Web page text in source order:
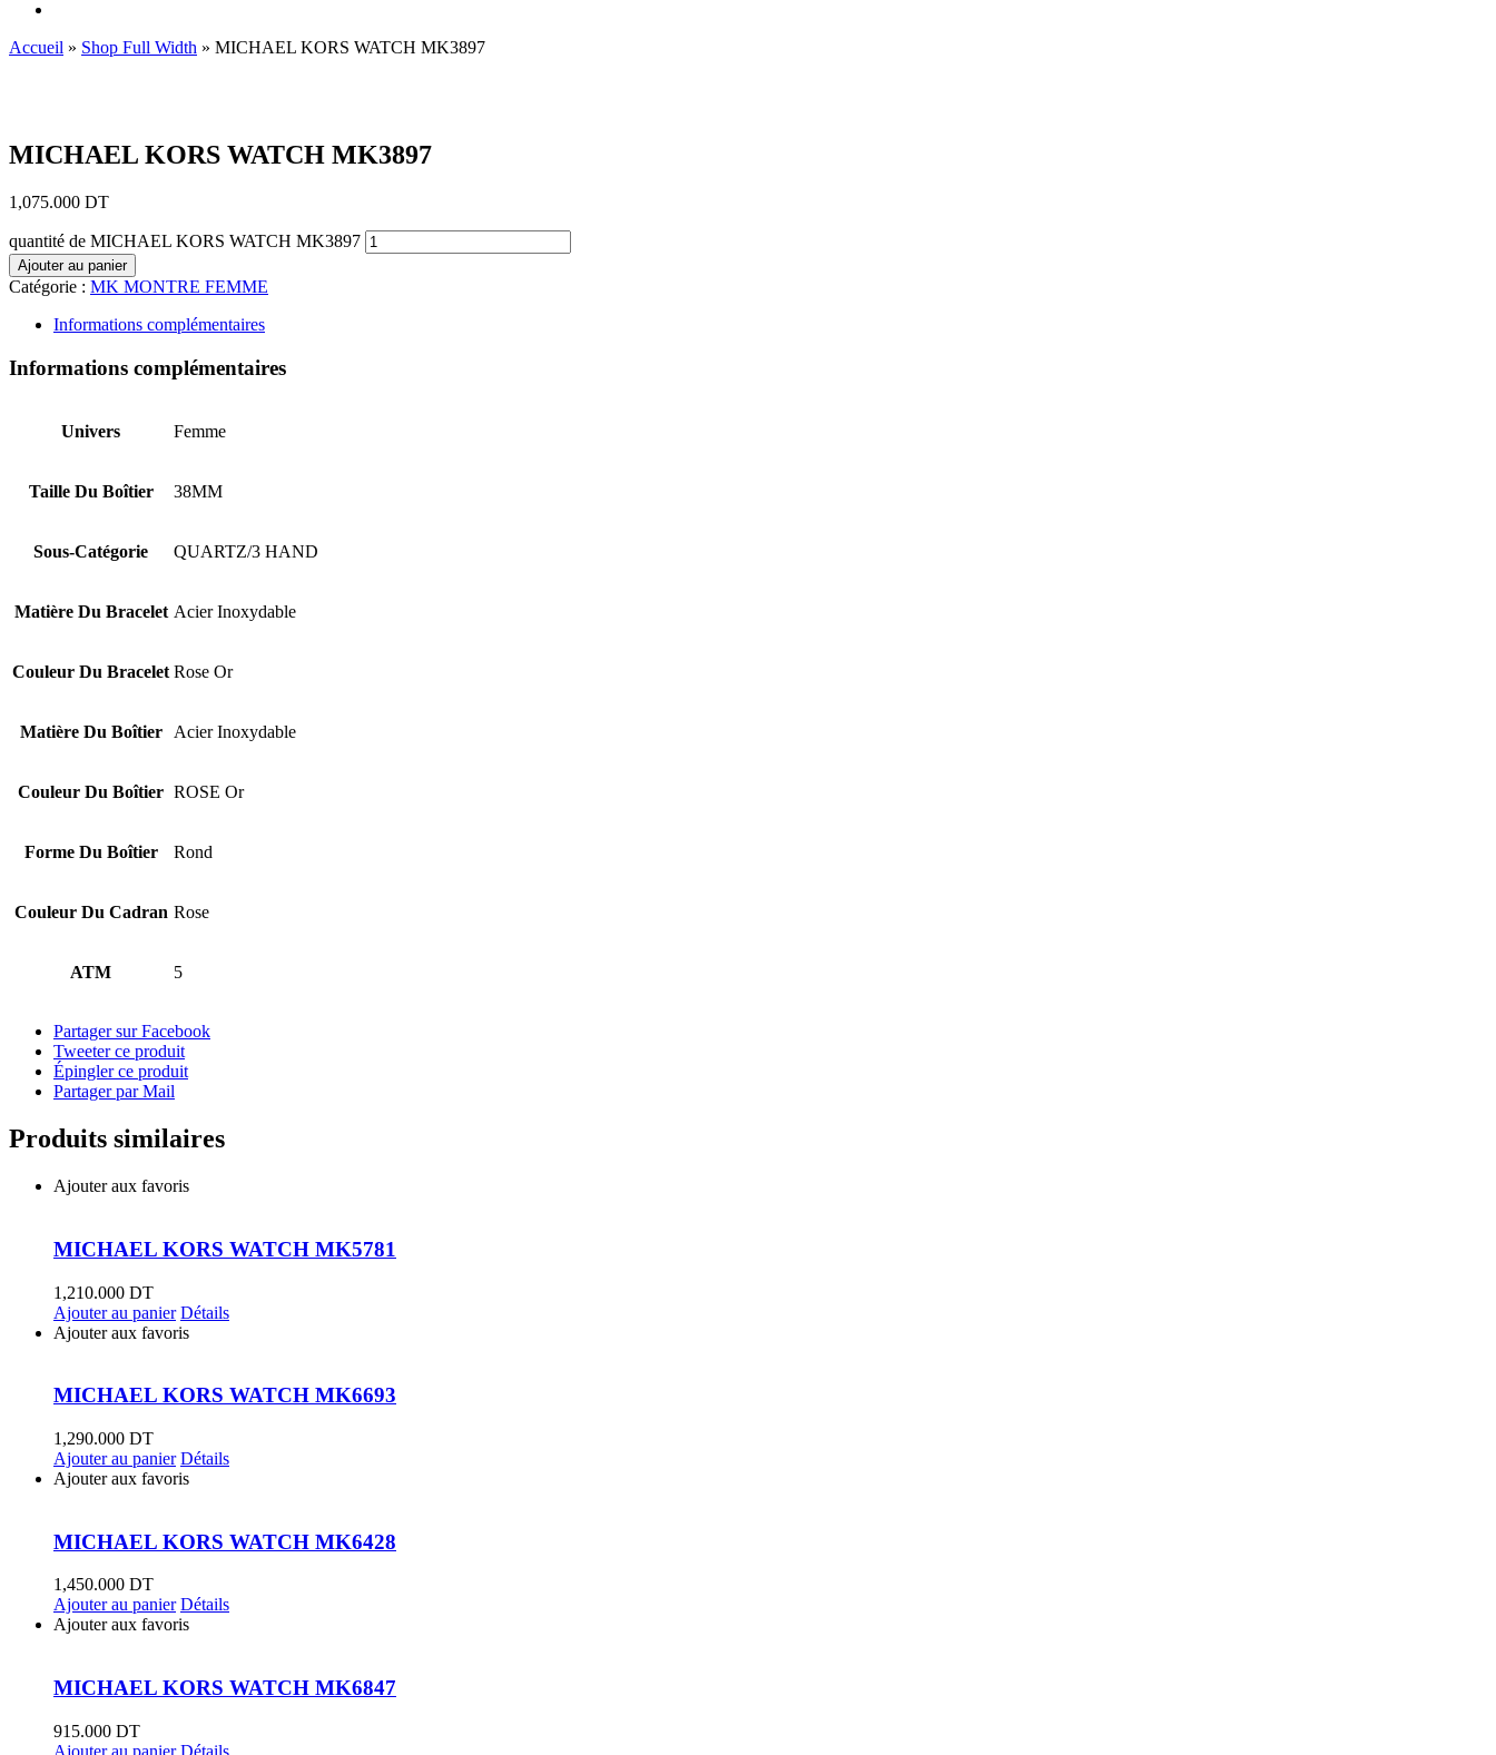
Accueil » Shop Full Width » MICHAEL KORS WATCH MK3897
MICHAEL KORS WATCH MK3897
1,075.000 DT
quantité de MICHAEL KORS WATCH MK3897
Ajouter au panier
Catégorie : MK MONTRE FEMME
Informations complémentaires
Informations complémentaires
Univers Femme
Taille Du Boîtier 38MM
Sous-Catégorie QUARTZ/3 HAND
Matière Du Bracelet Acier Inoxydable
Couleur Du Bracelet Rose Or
Matière Du Boîtier Acier Inoxydable
Couleur Du Boîtier ROSE Or
Forme Du Boîtier Rond
Couleur Du Cadran Rose
ATM 5
Partager sur Facebook
Tweeter ce produit
Épingler ce produit
Partager par Mail
Produits similaires
Ajouter aux favoris
MICHAEL KORS WATCH MK5781
1,210.000 DT
Ajouter au panier Détails
Ajouter aux favoris
MICHAEL KORS WATCH MK6693
1,290.000 DT
Ajouter au panier Détails
Ajouter aux favoris
MICHAEL KORS WATCH MK6428
1,450.000 DT
Ajouter au panier Détails
Ajouter aux favoris
MICHAEL KORS WATCH MK6847
915.000 DT
Ajouter au panier Détails